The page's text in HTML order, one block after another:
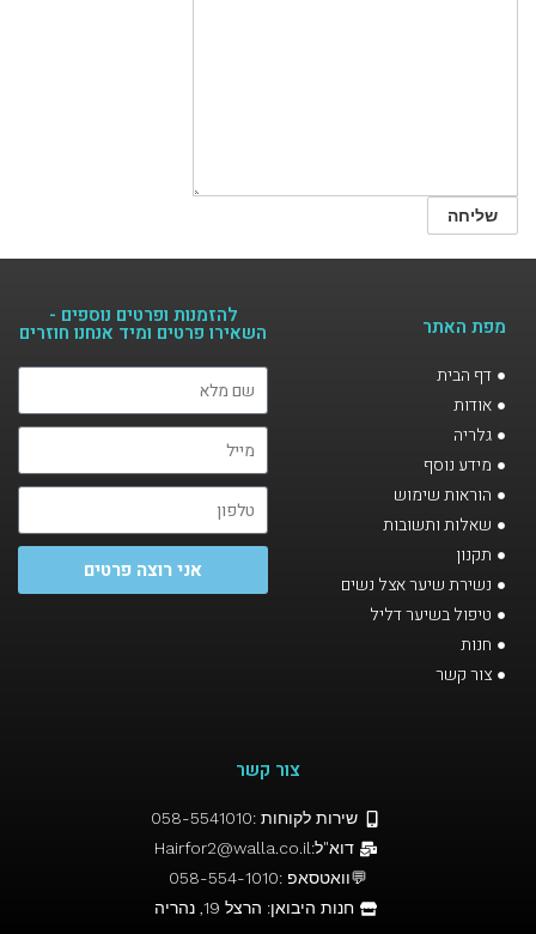
מפת האתר
דף הבית
אודות
גלריה
מידע נוסף
הוראות שימוש
שאלות ותשובות
תקנון
נשירת שיער אצל נשים
טיפול בשיער דליל
חנות
צור קשר
להזמנות ופרטים נוספים -
השאירו פרטים ומיד אנחנו חוזרים​
אני רוצה פרטים
צור קשר
שירות לקוחות :058-5541010
דוא"ל:Hairfor2@walla.co.il
💬וואטסאפ :058-554-1010
חנות היבואן: הרצל 19, נהריה